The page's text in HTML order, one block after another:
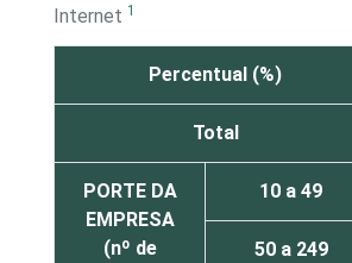
Internet 1
Percentual (%)
Total
PORTE DA
EMPRESA
(nº de
10 a 49
50 a 249